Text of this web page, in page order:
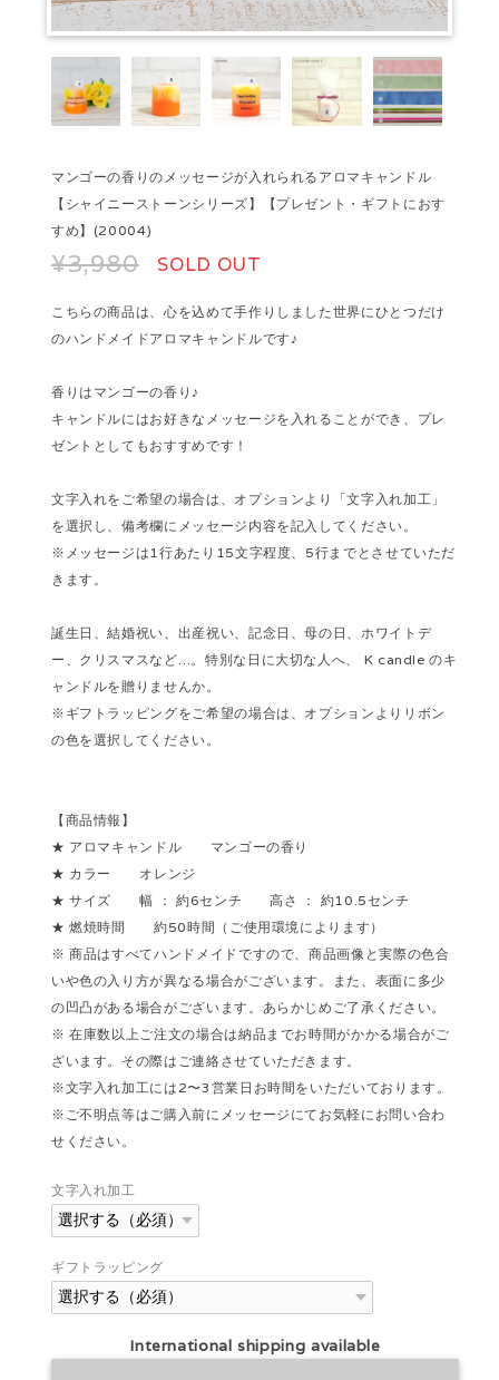
マンゴーの香りのメッセージが入れられるアロマキャンドル
【シャイニーストーンシリーズ】【プレゼント・ギフトにおす
すめ】(20004)
¥3,980 SOLD OUT
こちらの商品は、心を込めて手作りしました世界にひとつだけ
のハンドメイドアロマキャンドルです♪
香りはマンゴーの香り♪
キャンドルにはお好きなメッセージを入れることができ、プレ
ゼントとしてもおすすめです！
文字入れをご希望の場合は、オプションより「文字入れ加工」
を選択し、備考欄にメッセージ内容を記入してください。
※メッセージは1行あたり15文字程度、5行までとさせていただ
きます。
誕生日、結婚祝い、出産祝い、記念日、母の日、ホワイトデ
ー、クリスマスなど…。特別な日に大切な人へ、 K candle のキ
ャンドルを贈りませんか。
※ギフトラッピングをご希望の場合は、オプションよりリボン
の色を選択してください。
【商品情報】
★ アロマキャンドル マンゴーの香り
★ カラー オレンジ
★ サイズ 幅 ： 約6センチ 高さ ： 約10.5センチ
★ 燃焼時間 約50時間（ご使用環境によります）
※ 商品はすべてハンドメイドですので、商品画像と実際の色合
いや色の入り方が異なる場合がございます。また、表面に多少
の凹凸がある場合がございます。あらかじめご了承ください。
※ 在庫数以上ご注文の場合は納品までお時間がかかる場合がご
ざいます。その際はご連絡させていただきます。
※文字入れ加工には2〜3営業日お時間をいただいております。
※ご不明点等はご購入前にメッセージにてお気軽にお問い合わ
せください。
文字入れ加工
ギフトラッピング
International shipping available